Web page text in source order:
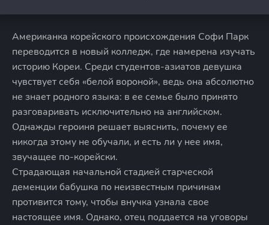
Американка корейского происхождения Софи Парк
переводится в новый колледж, где намерена изучать
историю Кореи. Среди студентов-азиатов девушка
чувствует себя «белой вороной», ведь она абсолютно
не знает родного языка: в ее семье было принято
разговаривать исключительно на английском.
Однажды героиня решает выяснить, почему ее
никогда этому не обучали, и есть ли у нее имя,
звучащее по-корейски.
Страдающая начальной стадией старческой
деменции бабушка по неизвестным причинам
противится тому, чтобы внучка узнала свое
настоящее имя. Однако, отец поддается на уговоры